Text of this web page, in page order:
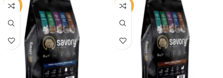
-38% -38%